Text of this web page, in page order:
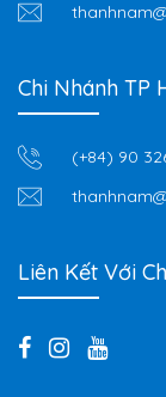
Chi Nhánh TP
(+84) 90
Liên Kết Với